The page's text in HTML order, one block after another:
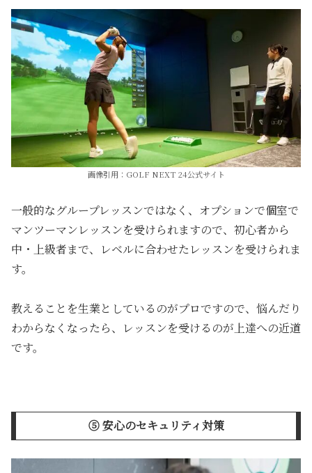
画像引用：GOLF NEXT 24公式サイト
一般的なグループレッスンではなく、オプションで個室で
マンツーマンレッスンを受けられますので、初心者から
中・上級者まで、レベルに合わせたレッスンを受けられま
す。
教えることを生業としているのがプロですので、悩んだり
わからなくなったら、レッスンを受けるのが上達への近道
です。
➄ 安心のセキュリティ対策